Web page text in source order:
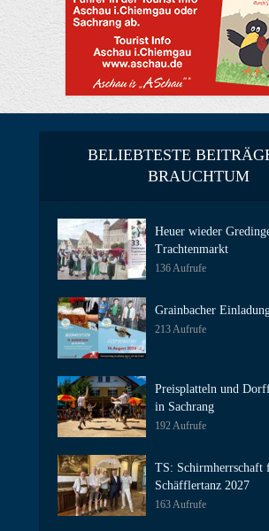
BELIEBTESTE
BRAUCHTUM
Heuer wieder
Trachtenmarkt
136 Aufrufe
Grainbacher
213 Aufrufe
Preisplatteln und
in Sachrang
192 Aufrufe
TS: Schirmherrschaft
Schäfflertanz 2027
163 Aufrufe